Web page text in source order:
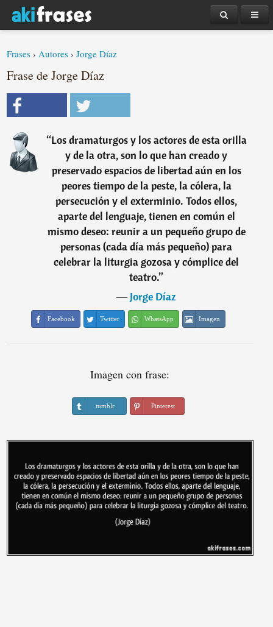
Frases ›Autores ›Jorge Díaz
Frase de Jorge Díaz
“Los dramaturgos y los actores de esta orilla
y de la otra, son lo que han creado y
preservado espacios de libertad aún en los
peores tiempo de la peste, la cólera, la
persecución y el exterminio. Todos ellos,
aparte del lenguaje, tienen en común el
mismo deseo: reunir a un pequeño grupo de
personas (cada día más pequeño) para
celebrar la liturgia gozosa y cómplice del
teatro.”
―Jorge Díaz
Facebook Twitter WhatsApp Imagen
Imagen con frase:
tumblr Pinterest